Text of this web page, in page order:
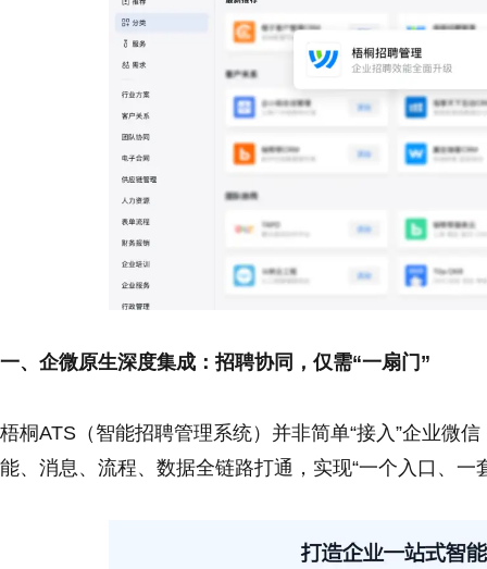
一、企微原生深度集成：招聘协同，仅需“一扇门”
梧桐ATS（智能招聘管理系统）并非简单“接入”企业微信
能、消息、流程、数据全链路打通，实现“一个入口、一